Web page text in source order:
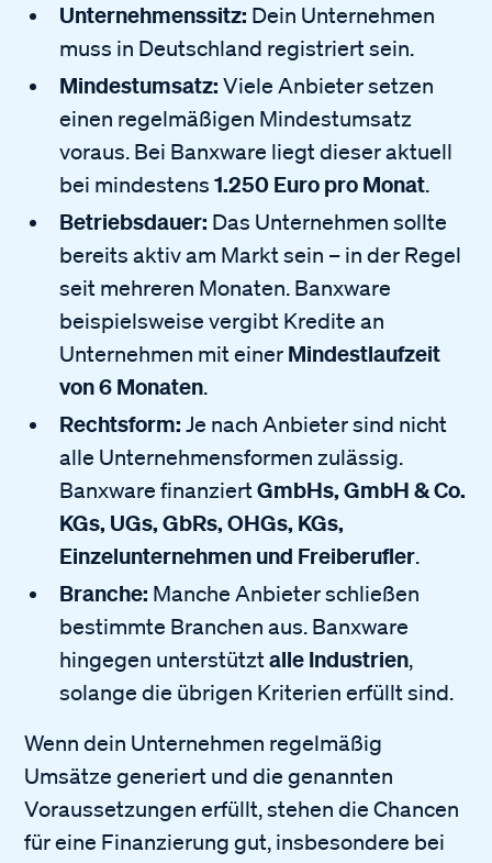
Unternehmenssitz: Dein Unternehmen
muss in Deutschland registriert sein.
Mindestumsatz: Viele Anbieter setzen
einen regelmäßigen Mindestumsatz
voraus. Bei Banxware liegt dieser aktuell
bei mindestens1.250 Euro pro Monat.
Betriebsdauer: Das Unternehmen sollte
bereits aktiv am Markt sein – in der Regel
seit mehreren Monaten. Banxware
beispielsweise vergibt Kredite an
Unternehmen mit einer Mindestlaufzeit
von 6 Monaten.
Rechtsform: Je nach Anbieter sind nicht
alle Unternehmensformen zulässig.
Banxware finanziertGmbHs, GmbH & Co.
KGs, UGs, GbRs, OHGs, KGs,
Einzelunternehmen und Freiberufler.
Branche: Manche Anbieter schließen
bestimmte Branchen aus. Banxware
hingegen unterstütztalle Industrien,
solange die übrigen Kriterien erfüllt sind.
Wenn dein Unternehmen regelmäßig
Umsätze generiert und die genannten
Voraussetzungen erfüllt, stehen die Chancen
für eine Finanzierung gut, insbesondere bei